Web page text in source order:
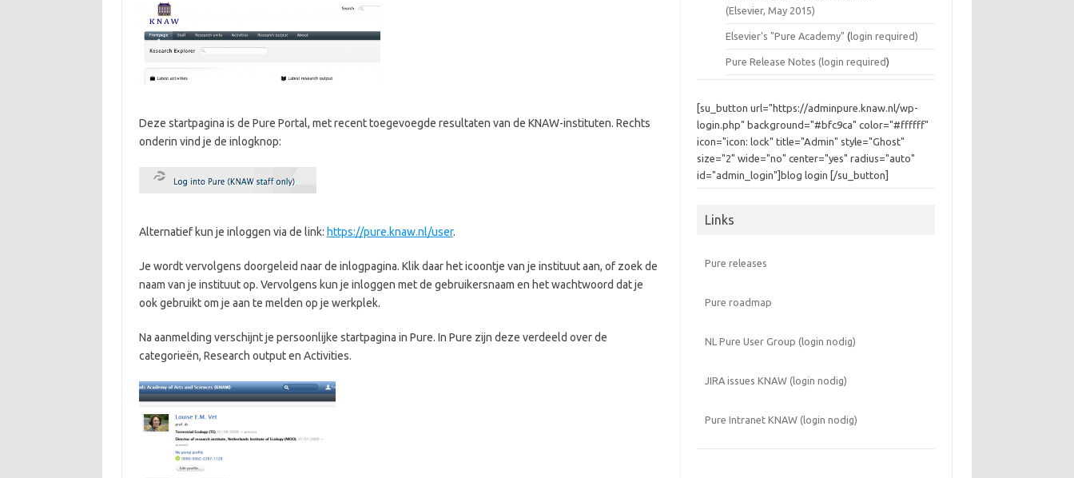
Deze startpagina is de Pure Portal, met recent toegevoegde resultaten van de KNAW-instituten. Rechts
onderin vind je de inlogknop:
Alternatief kun je inloggen via de link: https://pure.knaw.nl/user.
Je wordt vervolgens doorgeleid naar de inlogpagina. Klik daar het icoontje van je instituut aan, of zoek de
naam van je instituut op. Vervolgens kun je inloggen met de gebruikersnaam en het wachtwoord dat je
ook gebruikt om je aan te melden op je werkplek.
Na aanmelding verschijnt je persoonlijke startpagina in Pure. In Pure zijn deze verdeeld over de
categorieën, Research output en Activities.
(Elsevier, May 2015)
Elsevier's "Pure Academy" (login required)
Pure Release Notes (login required)
[su_button url="https://adminpure.knaw.nl/wp-
login.php" background="#bfc9ca" color="#ffffff"
icon="icon: lock" title="Admin" style="Ghost"
size="2" wide="no" center="yes" radius="auto"
id="admin_login"]blog login [/su_button]
Links
Pure releases
Pure roadmap
NL Pure User Group (login nodig)
JIRA issues KNAW (login nodig)
Pure Intranet KNAW (login nodig)